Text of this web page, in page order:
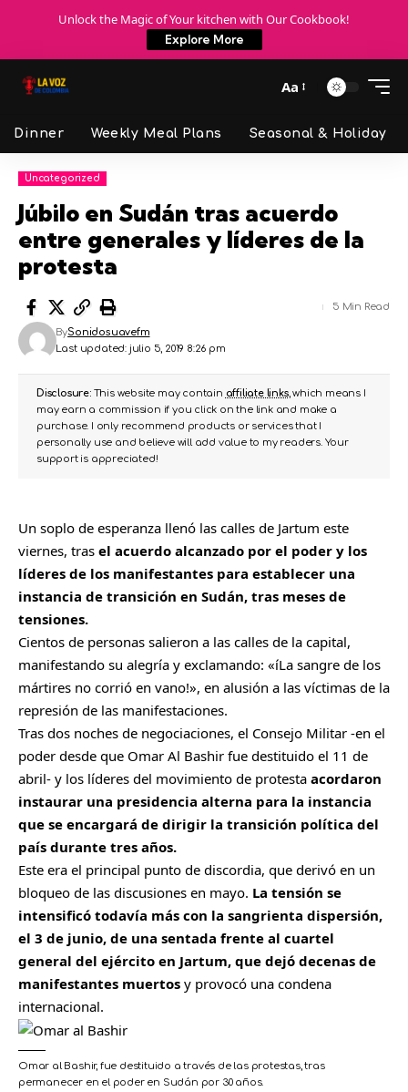
Unlock the Magic of Your kitchen with Our Cookbook!
Explore More
Aa
Dinner Weekly Meal Plans Seasonal & Holiday
Uncategorized
Júbilo en Sudán tras acuerdo
entre generales y líderes de la
protesta
Last updated: julio 5, 2019 8:26 pm
BySonidosuavefm
5 Min Read
Disclosure:This website may contain affiliate links, which means I
may earn a commission if you click on the link and make a
purchase. I only recommend products or services that I
personally use and believe will add value to my readers. Your
support is appreciated!
Un soplo de esperanza llenó las calles de Jartum este
viernes, tras el acuerdo alcanzado por el poder y los
líderes de los manifestantes para establecer una
instancia de transición en Sudán, tras meses de
tensiones.
Cientos de personas salieron a las calles de la capital,
manifestando su alegría y exclamando: «íLa sangre de los
mártires no corrió en vano!», en alusión a las víctimas de la
represión de las manifestaciones.
Tras dos noches de negociaciones, el Consejo Militar -en el
poder desde que Omar Al Bashir fue destituido el 11 de
abril- y los líderes del movimiento de protesta acordaron
instaurar una presidencia alterna para la instancia
que se encargará de dirigir la transición política del
país durante tres años.
Este era el principal punto de discordia, que derivó en un
bloqueo de las discusiones en mayo. La tensión se
intensificó todavía más con la sangrienta dispersión,
el 3 de junio, de una sentada frente al cuartel
general del ejército en Jartum, que dejó decenas de
manifestantes muertos y provocó una condena
internacional.
Omar al Bashir, fue destituido a través de las protestas, tras
permanecer en el poder en Sudán por 30 años.